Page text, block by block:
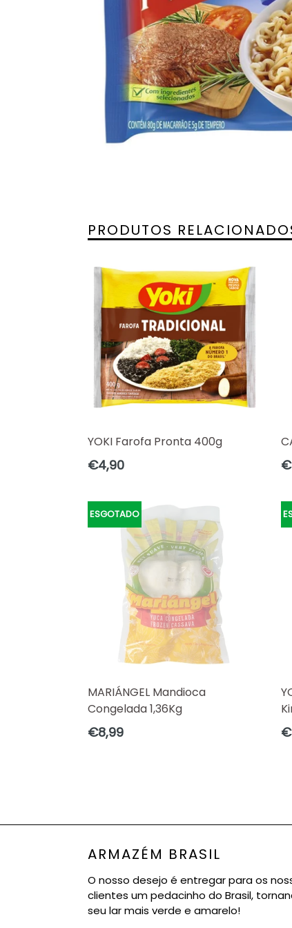
PRODUTOS
YOKI Farofa Pronta 400g
Preço
€4,90
ESGOTADO
MARIÁNGEL Mandioca
Congelada 1,36Kg
Preço
€8,99
ARMAZÉM BRASIL
O nosso desejo é entregar para os
clientes um pedacinho do Brasil,
seu lar mais verde e amarelo!